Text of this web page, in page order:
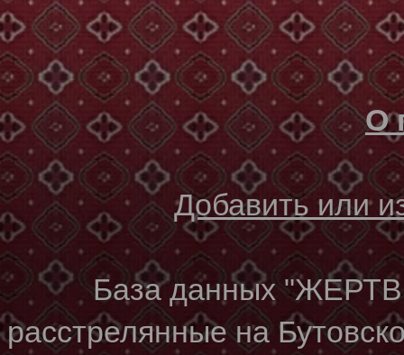
О
Добавить или
База данных
расстрелянные на